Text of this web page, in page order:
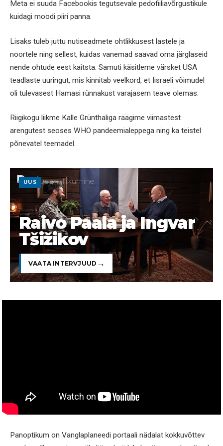
Meta ei suuda Facebookis tegutsevale pedofiiliavõrgustikule
kuidagi moodi piiri panna.
Lisaks tuleb juttu nutiseadmete ohtlikkusest lastele ja
noortele ning sellest, kuidas vanemad saavad oma järglaseid
nende ohtude eest kaitsta. Samuti käsitleme värsket USA
teadlaste uuringut, mis kinnitab veelkord, et Iisraeli võimudel
oli tulevasest Hamasi rünnakust varajasem teave olemas.
Riigikogu liikme Kalle Grünthaliga räägime viimastest
arengutest seoses WHO pandeemialeppega ning ka teistel
põnevatel teemadel.
UUS
Raivo Paala ja Ingvar
Tšižikov
VAATA INTERVJUUD
Panoptikum on Vanglaplaneedi portaali nädalat kokkuvõttev